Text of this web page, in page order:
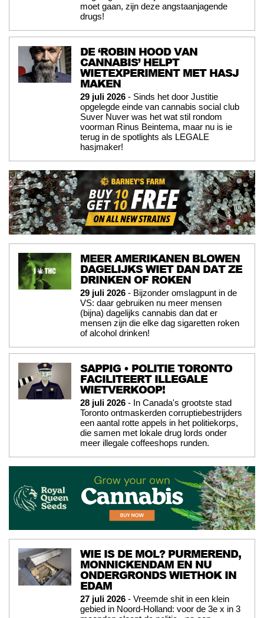
moet gaan, zijn deze angstaanjagende
drugs!
DE ‘ROBIN HOOD VAN
CANNABIS’ HELPT
WIETEXPERIMENT MET HASJ
MAKEN
29 juli 2026 - Sinds het door Justitie
opgelegde einde van cannabis social club
Suver Nuver was het wat stil rondom
voorman Rinus Beintema, maar nu is ie
terug in de spotlights als LEGALE
hasjmaker!
MEER AMERIKANEN BLOWEN
DAGELIJKS WIET DAN DAT ZE
DRINKEN OF ROKEN
29 juli 2026 - Bijzonder omslagpunt in de
VS: daar gebruiken nu meer mensen
(bijna) dagelijks cannabis dan dat er
mensen zijn die elke dag sigaretten roken
of alcohol drinken!
SAPPIG • POLITIE TORONTO
FACILITEERT ILLEGALE
WIETVERKOOP!
28 juli 2026 - In Canada's grootste stad
Toronto ontmaskerden corruptiebestrijders
een aantal rotte appels in het politiekorps,
die samen met lokale drug lords onder
meer illegale coffeeshops runden.
WIE IS DE MOL? PURMEREND,
MONNICKENDAM EN NU
ONDERGRONDS WIETHOK IN
EDAM
27 juli 2026 - Vreemde shit in een klein
gebied in Noord-Holland: voor de 3e x in 3